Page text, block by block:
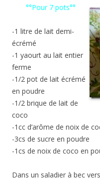
°°Pour 7 pots°°
-1 litre de lait demi-
écrémé
-1 yaourt au lait entier
ferme
-1/2 pot de lait écrémé
en poudre
-1/2 brique de lait de
coco
-1cc d’arôme de noix de
-3cs de sucre en poudre
-1cs de noix de coco en
Dans un saladier à bec